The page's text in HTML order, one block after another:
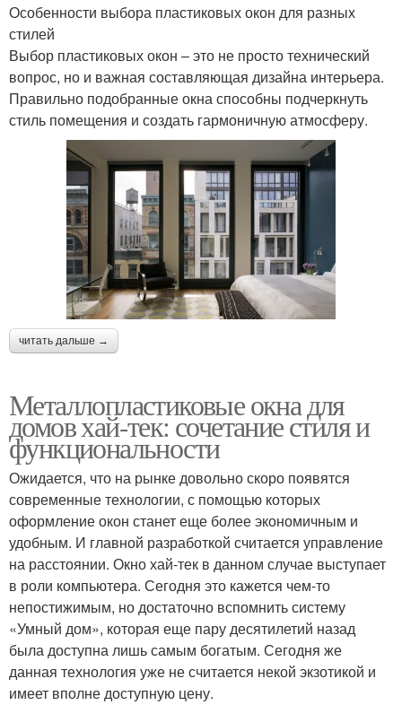
Особенности выбора пластиковых окон для разных
стилей
Выбор пластиковых окон – это не просто технический
вопрос, но и важная составляющая дизайна интерьера.
Правильно подобранные окна способны подчеркнуть
стиль помещения и создать гармоничную атмосферу.
читать дальше →
Металлопластиковые окна для
домов хай-тек: сочетание стиля и
функциональности
Ожидается, что на рынке довольно скоро появятся
современные технологии, с помощью которых
оформление окон станет еще более экономичным и
удобным. И главной разработкой считается управление
на расстоянии. Окно хай-тек в данном случае выступает
в роли компьютера. Сегодня это кажется чем-то
непостижимым, но достаточно вспомнить систему
«Умный дом», которая еще пару десятилетий назад
была доступна лишь самым богатым. Сегодня же
данная технология уже не считается некой экзотикой и
имеет вполне доступную цену.